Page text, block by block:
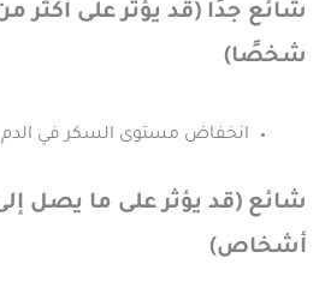
شخصًا)
انخفاض مستوى السكر في الدم
أشخاص)